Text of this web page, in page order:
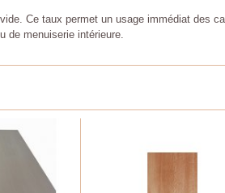
Ce taux permet un usage immédiat des
de menuiserie intérieure.